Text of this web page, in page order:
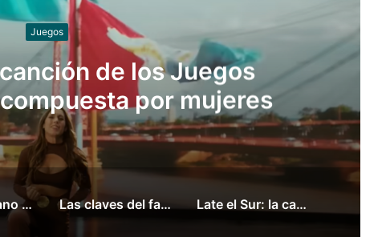
Básquet
TAMBIÉN EN
Manuel Tripano se consagró campeón panamericano de canotaje slalom Las claves del fallo que condenó a Federico Molinari por grooming Late el Sur: la canción de los Juegos Suramericanos compuesta por mujeres